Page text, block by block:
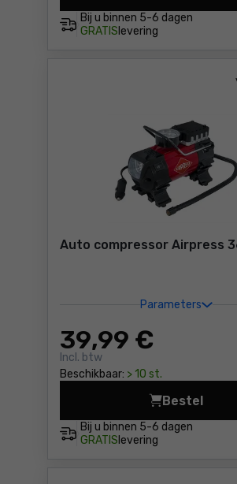
Bij u binnen 5-6 dagen
GRATIS levering
Auto compressor Airpress
Parameters
39,99 €
Incl. btw
Beschikbaar: > 10 st.
Bij u binnen 5-6 dagen
GRATIS levering
Bestel
Auto